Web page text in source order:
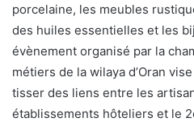
porcelaine, les meubles
des huiles essentielles et les
évènement organisé par la
métiers de la wilaya d’Oran
tisser des liens entre les
établissements hôteliers et le